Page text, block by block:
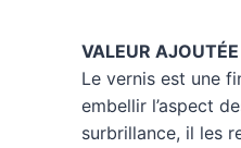
VALEUR AJOUTÉE
Le vernis est une
embellir l’aspect
surbrillance, il les